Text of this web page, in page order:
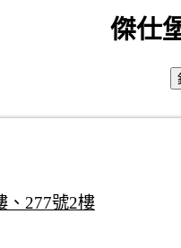
傑仕
、277號2樓